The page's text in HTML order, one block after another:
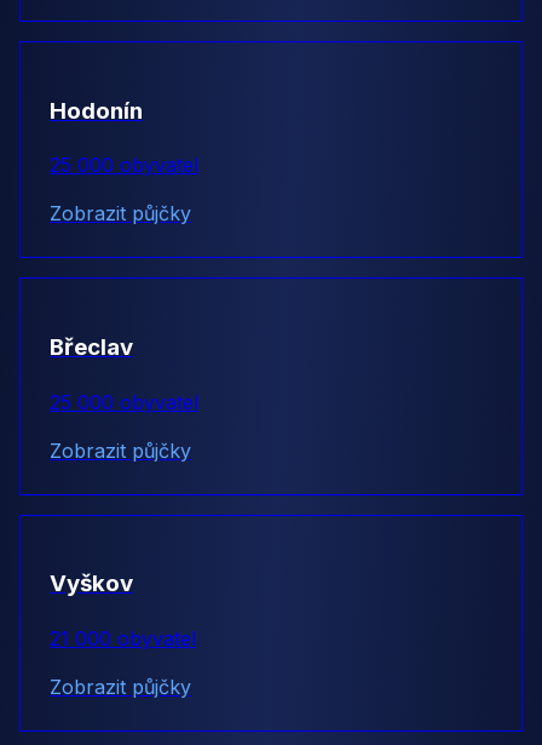
Hodonín
25 000 obyvatel
Zobrazit půjčky
Břeclav
25 000 obyvatel
Zobrazit půjčky
Vyškov
21 000 obyvatel
Zobrazit půjčky